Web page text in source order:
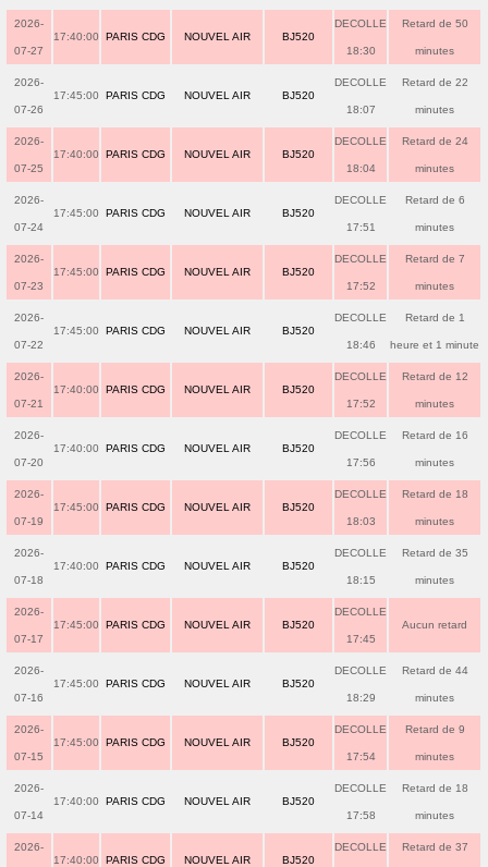
2026-
07-27
17:40:00 PARIS CDG NOUVEL AIR BJ520
DECOLLE
18:30
Retard de 50
minutes
2026-
07-26
17:45:00 PARIS CDG NOUVEL AIR BJ520
DECOLLE
18:07
Retard de 22
minutes
2026-
07-25
17:40:00 PARIS CDG NOUVEL AIR BJ520
DECOLLE
18:04
Retard de 24
minutes
2026-
07-24
17:45:00 PARIS CDG NOUVEL AIR BJ520
DECOLLE
17:51
Retard de 6
minutes
2026-
07-23
17:45:00 PARIS CDG NOUVEL AIR BJ520
DECOLLE
17:52
Retard de 7
minutes
2026-
07-22
17:45:00 PARIS CDG NOUVEL AIR BJ520
DECOLLE
18:46
Retard de 1
heure et 1 minute
2026-
07-21
17:40:00 PARIS CDG NOUVEL AIR BJ520
DECOLLE
17:52
Retard de 12
minutes
2026-
07-20
17:40:00 PARIS CDG NOUVEL AIR BJ520
DECOLLE
17:56
Retard de 16
minutes
2026-
07-19
17:45:00 PARIS CDG NOUVEL AIR BJ520
DECOLLE
18:03
Retard de 18
minutes
2026-
07-18
17:40:00 PARIS CDG NOUVEL AIR BJ520
DECOLLE
18:15
Retard de 35
minutes
2026-
07-17
17:45:00 PARIS CDG NOUVEL AIR BJ520
DECOLLE
17:45
Aucun retard
2026-
07-16
17:45:00 PARIS CDG NOUVEL AIR BJ520
DECOLLE
18:29
Retard de 44
minutes
2026-
07-15
17:45:00 PARIS CDG NOUVEL AIR BJ520
DECOLLE
17:54
Retard de 9
minutes
2026-
07-14
17:40:00 PARIS CDG NOUVEL AIR BJ520
DECOLLE
17:58
Retard de 18
minutes
2026-
17:40:00 PARIS CDG NOUVEL AIR BJ520
DECOLLE Retard de 37